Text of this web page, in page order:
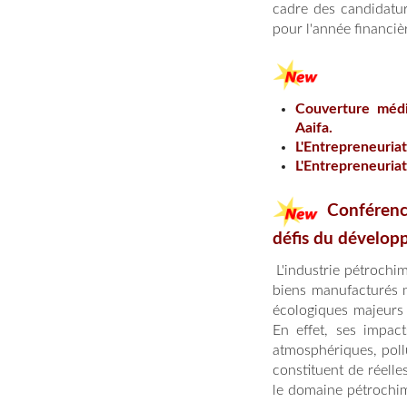
cadre des
pour l'année
Couverture
Aaifa.
défis du
L'industrie
biens manufacturés
écologiques
En effet, ses
atmosphériques,
constituent de
le domaine